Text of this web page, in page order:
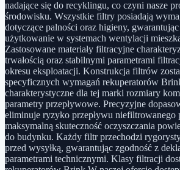
nadające się do recyklingu, co czyni nasze
środowisku. Wszystkie filtry posiadają
dotyczące palności oraz higieny,
użytkowanie w systemach wentylacji
Zastosowane materiały filtracyjne
trwałością oraz stabilnymi parametrami
okresu eksploatacji. Konstrukcja filtrów
specyficznych wymagań rekuperatorów
charakterystyczne dla tej marki rozmiary
parametry przepływowe. Precyzyjne
eliminuje ryzyko przepływu niefiltrowanego
maksymalną skuteczność oczyszczania
do budynku. Każdy filtr przechodzi
przed wysyłką, gwarantując zgodność z
parametrami technicznymi. Klasy filtracji